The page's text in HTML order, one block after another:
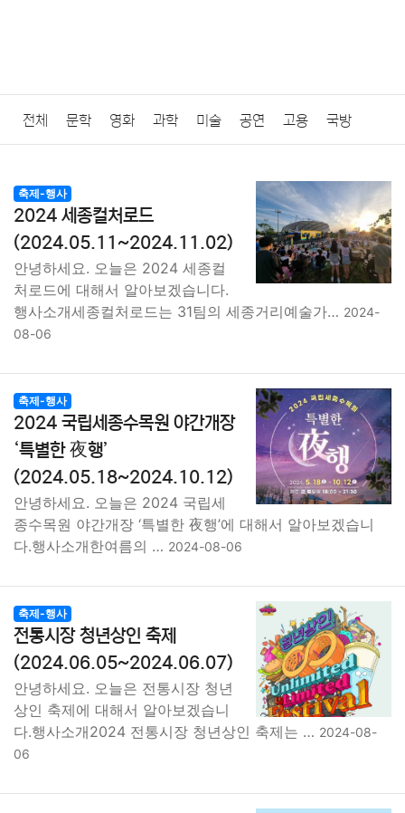
전체 문학 영화 과학 미술 공연 고용 국방
질병 가요 방송 일상 암호화폐 블록체인
결혼 육아 반려동물 패션 미용 증권 인테리어
요리 상품리뷰 원예 금융 게임 스포츠 사진
대출 자동차 취미 여행 맛집 IT 컴퓨터 기술
종교 사회 정치 건강 의료 의학 경제 마케팅
부동산 외국어 교육 교통 생활 기타
축제-행사
2024 세종컬처로드
(2024.05.11~2024.11.02)
안녕하세요. 오늘은 2024 세종컬
처로드에 대해서 알아보겠습니다.
행사소개세종컬처로드는 31팀의 세종거리예술가… 2024-
08-06
축제-행사
2024 국립세종수목원 야간개장
‘특별한 夜행’
(2024.05.18~2024.10.12)
안녕하세요. 오늘은 2024 국립세
종수목원 야간개장 ‘특별한 夜행’에 대해서 알아보겠습니
다.행사소개한여름의 … 2024-08-06
축제-행사
전통시장 청년상인 축제
(2024.06.05~2024.06.07)
안녕하세요. 오늘은 전통시장 청년
상인 축제에 대해서 알아보겠습니
다.행사소개2024 전통시장 청년상인 축제는 … 2024-08-
06